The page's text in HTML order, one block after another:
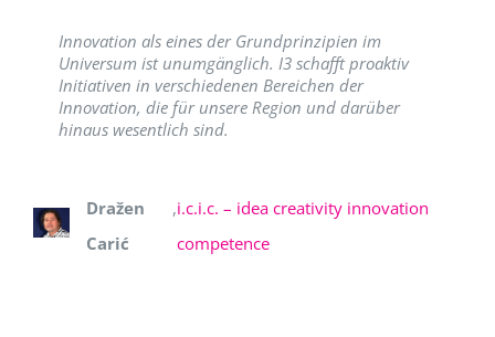
Innovation als eines der Grundprinzipien im
Universum ist unumgänglich. I3 schafft proaktiv
Initiativen in verschiedenen Bereichen der
Innovation, die für unsere Region und darüber
hinaus wesentlich sind.
Dražen
Carić
,i.c.i.c. – idea creativity innovation
competence